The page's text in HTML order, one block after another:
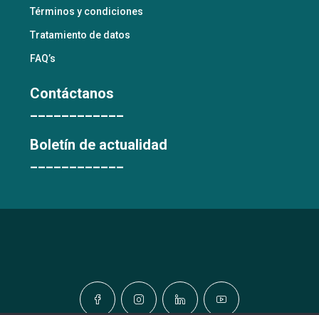
Términos y condiciones
Tratamiento de datos
FAQ’s
Contáctanos
Boletín de actualidad